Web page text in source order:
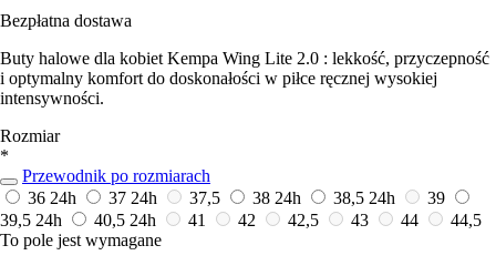
Bezpłatna dostawa
Buty halowe dla kobiet Kempa Wing Lite 2.0 : lekkość, przyczepność
i optymalny komfort do doskonałości w piłce ręcznej wysokiej
intensywności.
Rozmiar
*
Przewodnik po rozmiarach
36 24h 37 24h 37,5 38 24h 38,5 24h
39
39,5 24h 40,5 24h 41 42 42,5 43 44
44,5
To pole jest wymagane